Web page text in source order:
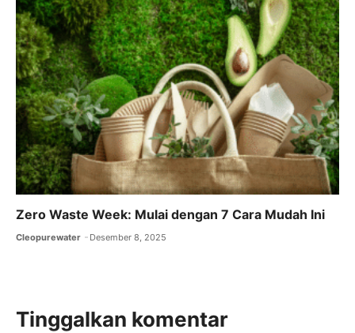
Zero Waste Week: Mulai dengan 7 Cara Mudah Ini
Cleopurewater Desember 8, 2025
Tinggalkan komentar